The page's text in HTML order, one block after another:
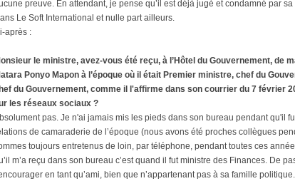
preuve. En attendant, je pense qu’il est déjà jugé et condamné par
Le Soft International et nulle part ailleurs.
après :
le ministre, avez-vous été reçu, à l’Hôtel du Gouvernement, de
Ponyo Mapon à l’époque où il était Premier ministre, chef du
du Gouvernement, comme il l'affirme dans son courrier du 7 février
les réseaux sociaux ?
pas. Je n'ai jamais mis les pieds dans son bureau pendant qu'il
de camaraderie de l’époque (nous avons été proches collègues
toujours entretenus de loin, par téléphone, pendant toutes ces
m’a reçu dans son bureau c’est quand il fut ministre des Finances. De
en tant qu’ami, bien que n’appartenant pas à sa famille politique.